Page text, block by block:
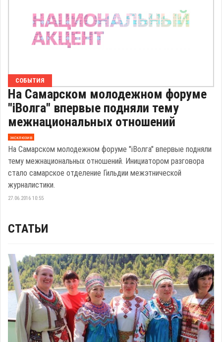
СОБЫТИЯ
На Самарском молодежном форуме
"iВолга" впервые подняли тему
межнациональных отношений
эксклюзив
На Самарском молодежном форуме "iВолга" впервые подняли
тему межнациональных отношений. Инициатором разговора
стало самарское отделение Гильдии межэтнической
журналистики.
27.06.2016 10:55
СТАТЬИ